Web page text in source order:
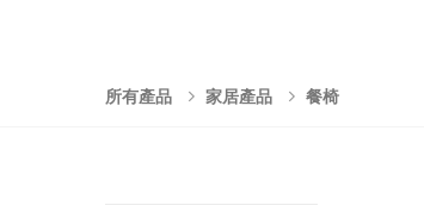
所有產品 家居產品 餐椅